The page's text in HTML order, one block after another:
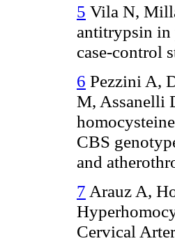
5 Vila N,
antitrypsin in
case-control
6 Pezzini A,
M, Assanelli
CBS
and
7 Arauz A,
Cervical